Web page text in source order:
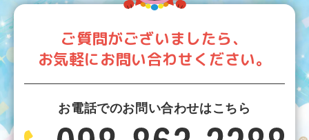
ご質問がございましたら、
お気軽にお問い合わせください。
お電話でのお問い合わせはこちら